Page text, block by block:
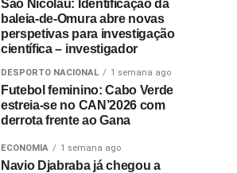
São Nicolau: Identificação da
baleia-de-Omura abre novas
perspetivas para investigação
científica – investigador
DESPORTO NACIONAL 1 semana ago
Futebol feminino: Cabo Verde
estreia-se no CAN’2026 com
derrota frente ao Gana
ECONOMIA 1 semana ago
Navio Djabraba já chegou a